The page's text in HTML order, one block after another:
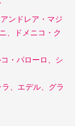
ンドレア・マジ
、ドメニコ・ク
・パローロ、シ
ラ、エデル、グラ